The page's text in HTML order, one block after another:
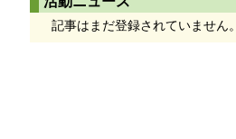
記事はまだ登録されていません。